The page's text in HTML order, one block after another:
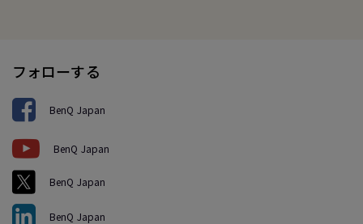
フォローする
BenQ Japan
BenQ Japan
BenQ Japan
BenQ Japan